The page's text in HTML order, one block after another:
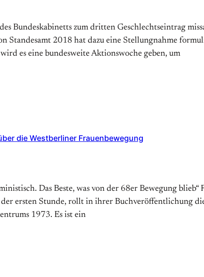
Bundeskabinetts zum dritten Geschlechtseintrag
2018 hat dazu eine Stellungnahme
es eine bundesweite Aktionswoche geben, um
die Westberliner Frauenbewegung
Das Beste, was von der 68er Bewegung
ersten Stunde, rollt in ihrer Buchveröffentlichung
1973. Es ist ein